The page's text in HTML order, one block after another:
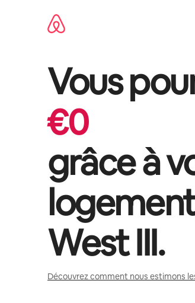
Vous
€0
grâce à
West III.
Découvrez comment nous estimons